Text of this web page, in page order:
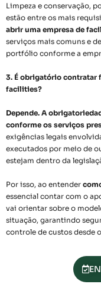
Limpeza e conservação,
estão entre os mais
abrir uma empresa de
serviços mais comuns e
portfólio conforme a
3. É obrigatório contratar
facilities?
Depende. A
conforme os serviços
exigências legais
executados por meio de
estejam dentro da
Por isso, ao entender
essencial contar com o
vai orientar sobre o
situação, garantindo
controle de custos desde